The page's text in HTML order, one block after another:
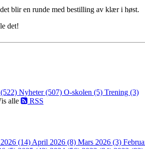
blir en runde med bestilling av klær i høst.
det!
Nyheter (507) O-skolen (5) Trening (3)
alle RSS
(14) April 2026 (8) Mars 2026 (3)